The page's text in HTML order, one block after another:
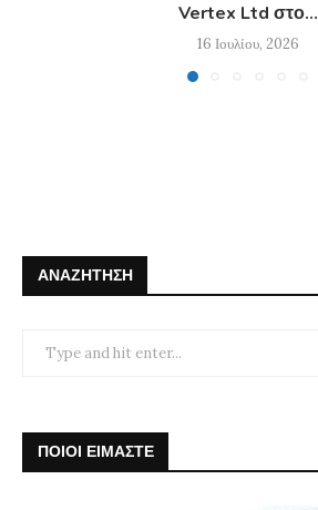
Vertex Ltd στο...
16 Ιουλίου, 2026
ΑΝΑΖΉΤΗΣΗ
ΠΟΙΟΙ ΕΙΜΑΣΤΕ